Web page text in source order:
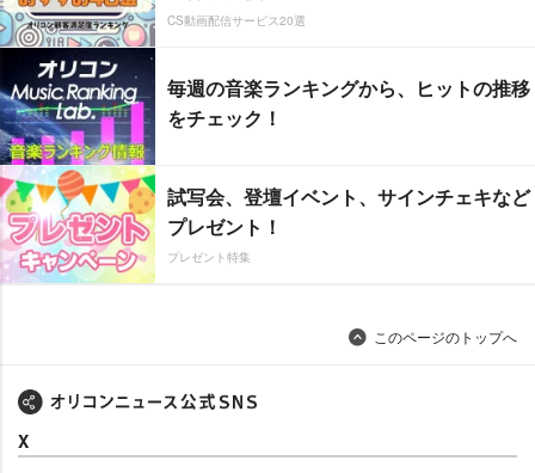
CS動画配信サービス20選
毎週の音楽ランキングから、ヒットの推移
をチェック！
試写会、登壇イベント、サインチェキなど
プレゼント！
プレゼント特集
このページのトップへ
X